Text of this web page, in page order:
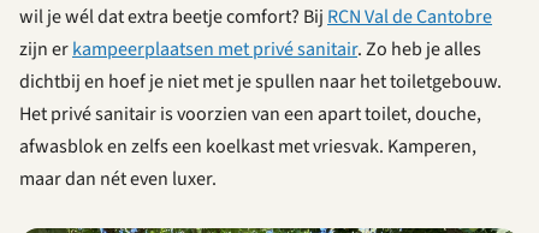
wil je wél dat extra beetje comfort? BijRCN Val de Cantobre
zijn erkampeerplaatsen met privé sanitair. Zo heb je alles
dichtbij en hoef je niet met je spullen naar het toiletgebouw.
Het privé sanitair is voorzien van een apart toilet, douche,
afwasblok en zelfs een koelkast met vriesvak. Kamperen,
maar dan nét even luxer.